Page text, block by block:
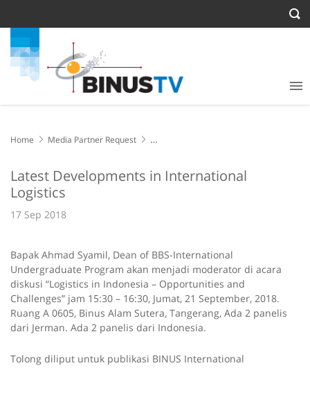
Home
Media Partner Request
Latest Developments in International
Logistics
17 Sep 2018
Bapak Ahmad Syamil, Dean of BBS-International
Undergraduate Program akan menjadi moderator di acara
diskusi “Logistics in Indonesia – Opportunities and
Challenges” jam 15:30 – 16:30, Jumat, 21 September, 2018.
Ruang A 0605, Binus Alam Sutera, Tangerang, Ada 2 panelis
dari Jerman. Ada 2 panelis dari Indonesia.
Tolong diliput untuk publikasi BINUS International